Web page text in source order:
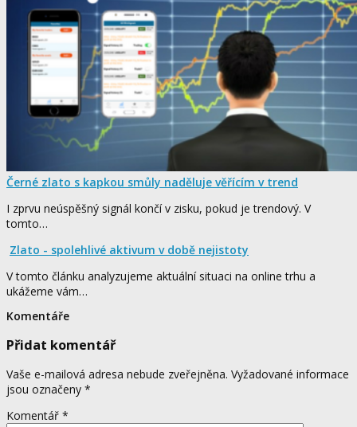
Černé zlato s kapkou smůly naděluje věřícím v trend
I zprvu neúspěšný signál končí v zisku, pokud je trendový. V
tomto…
Zlato - spolehlivé aktivum v době nejistoty
V tomto článku analyzujeme aktuální situaci na online trhu a
ukážeme vám…
Komentáře
Přidat komentář
Vaše e-mailová adresa nebude zveřejněna. Vyžadované informace
jsou označeny *
Komentář *